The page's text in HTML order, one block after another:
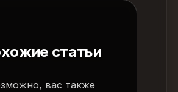
статьи
вас также